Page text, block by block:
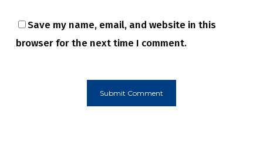
Save my name, email, and website in this
browser for the next time I comment.